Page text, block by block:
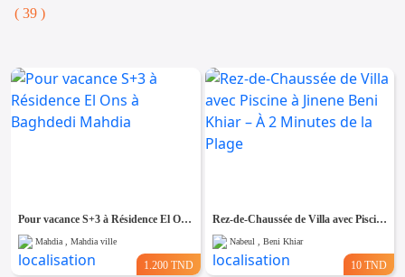
( 39 )
Pour vacance S+3 à Résidence El Ons à Baghdedi Mahdia
Mahdia , Mahdia ville
1.200 TND
Rez-de-Chaussée de Villa avec Piscine à Jinene Beni Khiar – À 2 Minutes de la Plage
Nabeul , Beni Khiar
10 TND